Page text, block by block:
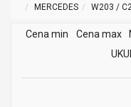
MERCEDES
W203 /
Cena min Cena max